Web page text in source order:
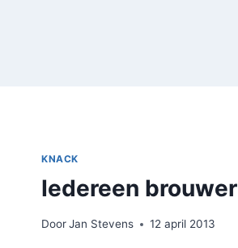
KNACK
Iedereen brouwer
DoorJan Stevens 12 april 2013